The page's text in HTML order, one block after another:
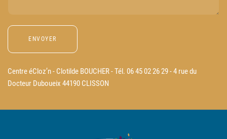
Centre éCloz’n - Clotilde BOUCHER - Tél. 06 45 02 26 29 - 4 rue du
Docteur Duboueix 44190 CLISSON